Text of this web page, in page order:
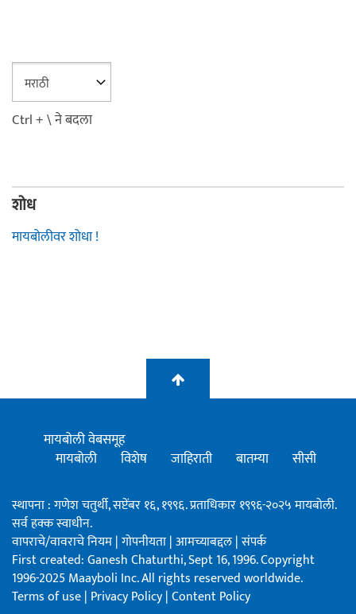
Ctrl + \ ने बदला
शोध
मायबोलीवर शोधा !
मायबोली वेबसमूह
मायबोली
विशेष जाहिराती बातम्या सीसी
स्थापना : गणेश चतुर्थी, सप्टेंबर १६, १९९६. प्रताधिकार १९९६-२०२५ मायबोली.
सर्व हक्क स्वाधीन.
वापराचे/वावराचे नियम|गोपनीयता|आमच्याबद्दल|संपर्क
First created: Ganesh Chaturthi, Sept 16, 1996. Copyright
1996-2025 Maayboli Inc. All rights reserved worldwide.
Terms of use| Privacy Policy|Content Policy